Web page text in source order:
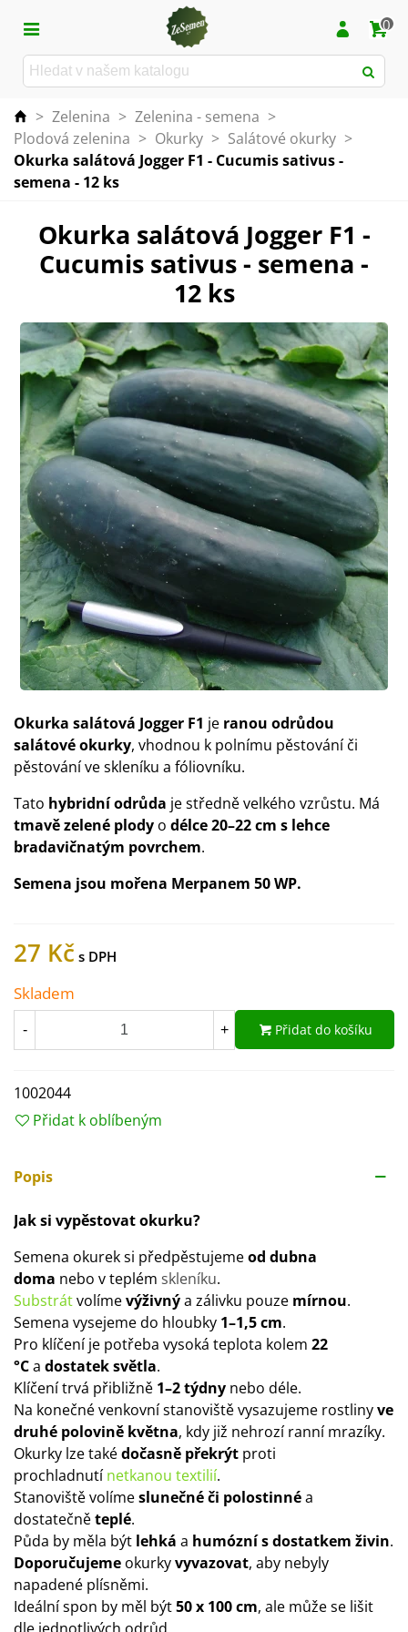
0
> Zelenina > Zelenina - semena >
Plodová zelenina > Okurky > Salátové okurky >
Okurka salátová Jogger F1 - Cucumis sativus -
semena - 12 ks
Okurka salátová Jogger F1 -
Cucumis sativus - semena -
12 ks
Okurka salátová Jogger F1 je ranou odrůdou
salátové okurky, vhodnou k polnímu pěstování či
pěstování ve skleníku a fóliovníku.
Tato hybridní odrůda je středně velkého vzrůstu. Má
tmavě zelené plody o délce 20–22 cm s lehce
bradavičnatým povrchem.
Semena jsou mořena Merpanem 50 WP.
27 Kč
Skladem
- + Přidat do košíku
1002044
Přidat k oblíbeným
Popis
Jak si vypěstovat okurku?
Semena okurek si předpěstujemeod dubna
doma nebo v teplém skleníku.
Substrátvolímevýživnýa zálivku pouze mírnou.
Semena vysejeme do hloubky 1–1,5 cm.
Pro klíčení je potřeba vysoká teplota kolem 22
°Ca dostatek světla.
Klíčení trvá přibližně 1–2 týdny nebo déle.
Na konečné venkovní stanoviště vysazujeme rostlinyve
druhé polovině května, kdy již nehrozí ranní mrazíky.
Okurky lze takédočasně překrýt proti
prochladnutínetkanou textilií.
Stanoviště volímeslunečné či polostinnéa
dostatečněteplé.
Půda by měla být lehká a humózní s dostatkem živin.
Doporučujeme okurkyvyvazovat, aby nebyly
napadené plísněmi.
Ideální spon by měl být50 x 100 cm, ale může se lišit
dle jednotlivých odrůd.